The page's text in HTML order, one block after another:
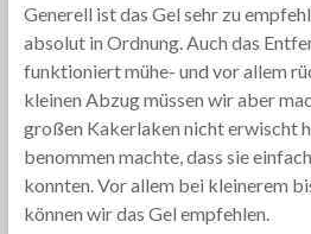
Generell ist das Gel sehr zu
absolut in Ordnung. Auch das
funktioniert mühe- und vor allem
kleinen Abzug müssen wir aber
großen Kakerlaken nicht erwischt
benommen machte, dass sie
konnten. Vor allem bei kleinerem
können wir das Gel empfehlen.